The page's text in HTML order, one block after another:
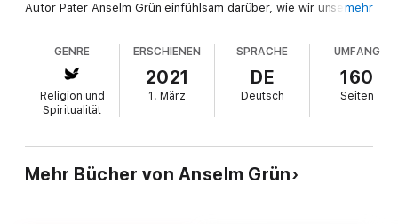
Autor Pater Anselm Grün einfühlsam darüber, wie wir unseren
Anselm ist sicher: Wir können uns unserer Angst gelassen
stellen, wenn wir begreifen, dass wir viel tiefer geborgen sind,
als wir ahnen. Schon in den jahrtausendealten Psalmen und
anderen biblischen Texten haben Menschen ihre Sorgen und
Nöte geteilt und berichten davon, wie der christliche Glaube
»Es gibt Ängste, die mich lähmen und am Leben hindern. Wenn
ich mich mit ihnen unterhalte, dann führen sie mich auf eine
mehr
GENRE
Religion und
Spiritualität
ERSCHIENEN
2021
1. März
SPRACHE
DE
Deutsch
UMFANG
160
Seiten
Mehr Bücher von Anselm Grün